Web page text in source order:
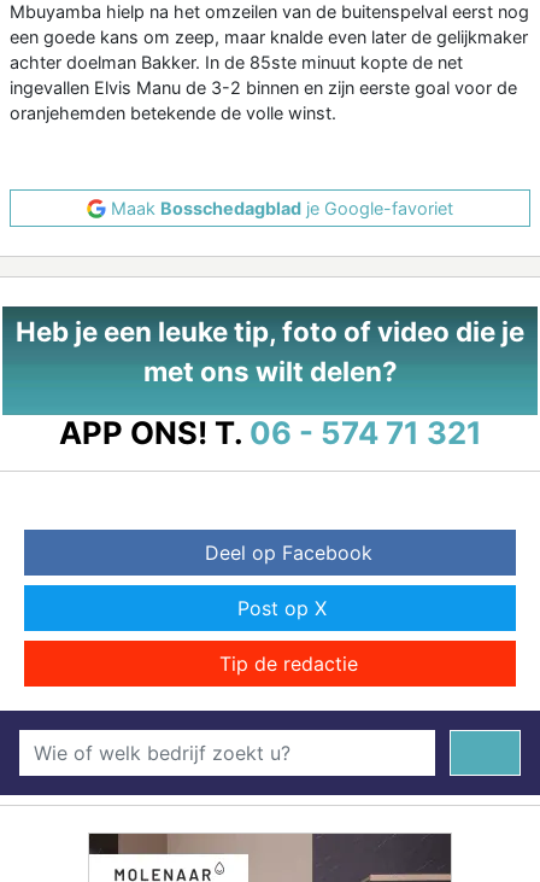
Mbuyamba hielp na het omzeilen van de buitenspelval eerst nog
een goede kans om zeep, maar knalde even later de gelijkmaker
achter doelman Bakker. In de 85ste minuut kopte de net
ingevallen Elvis Manu de 3-2 binnen en zijn eerste goal voor de
oranjehemden betekende de volle winst.
Maak Bosschedagblad je Google-favoriet
Heb je een leuke tip, foto of video die je
met ons wilt delen?
APP ONS! T. 06 - 574 71 321
Deel op Facebook
Post op X
Tip de redactie